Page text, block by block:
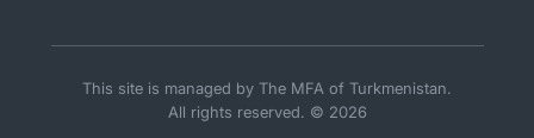
This site is managed by The MFA of Turkmenistan.
All rights reserved. © 2026